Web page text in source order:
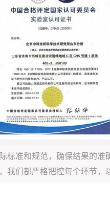
标准和规范，确保结果的
我们都严格把控每个环节，